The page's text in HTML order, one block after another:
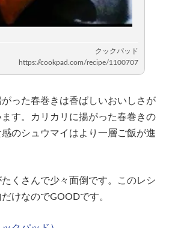
った春巻きは香ばしいおいしさが
す。カリカリに揚がった春巻きの
のシュウマイはより一層ご飯が進
くさんで少々面倒です。このレシ
けなのでGOODです。